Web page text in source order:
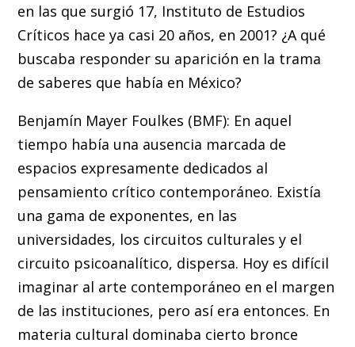
en las que surgió 17, Instituto de Estudios
Críticos hace ya casi 20 años, en 2001? ¿A qué
buscaba responder su aparición en la trama
de saberes que había en México?
Benjamín Mayer Foulkes (BMF): En aquel
tiempo había una ausencia marcada de
espacios expresamente dedicados al
pensamiento crítico contemporáneo. Existía
una gama de exponentes, en las
universidades, los circuitos culturales y el
circuito psicoanalítico, dispersa. Hoy es difícil
imaginar al arte contemporáneo en el margen
de las instituciones, pero así era entonces. En
materia cultural dominaba cierto bronce